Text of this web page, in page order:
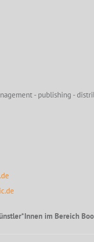
- publishing -
im Bereich